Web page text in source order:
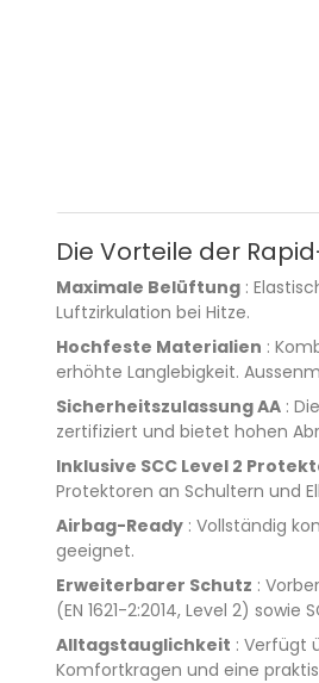
Die Vorteile der
Maximale Belüftung :
Luftzirkulation bei Hitze.
Hochfeste Materialien :
erhöhte Langlebigkeit.
Sicherheitszulassung AA :
zertifiziert und bietet hohen
Inklusive SCC Level 2
Protektoren an Schultern und
Airbag-Ready : Vollständig
geeignet.
Erweiterbarer Schutz :
(EN 1621-2:2014, Level 2) sowie
Alltagstauglichkeit : Verfügt
Komfortkragen und eine